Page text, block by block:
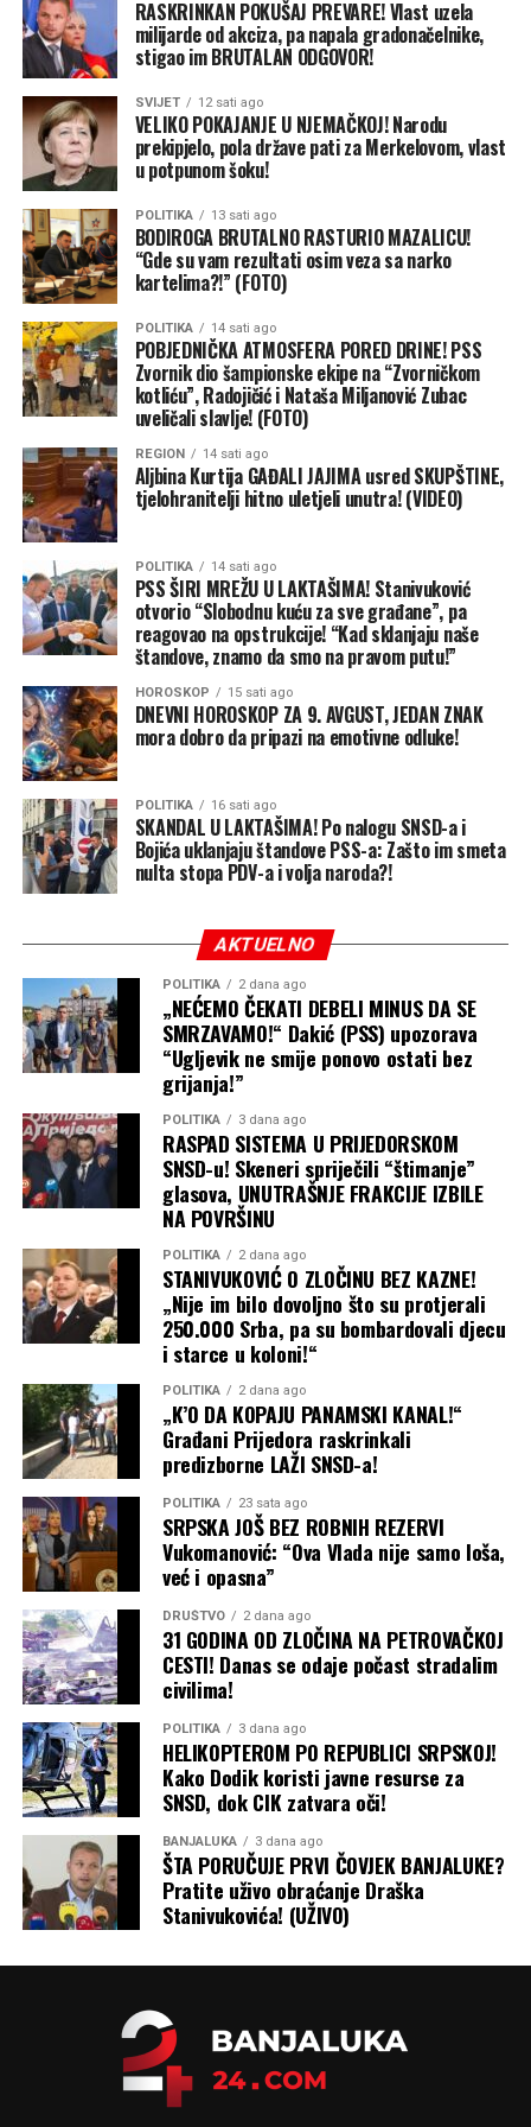
(BN) Foto: BN
(BN)
RASKRINKAN POKUŠAJ PREVARE! Vlast uzela
milijarde od akciza, pa napala gradonačelnike,
stigao im BRUTALAN ODGOVOR!
SVIJET 12 sati ago
VELIKO POKAJANJE U NJEMAČKOJ! Narodu
prekipjelo, pola države pati za Merkelovom, vlast
u potpunom šoku!
POLITIKA 13 sati ago
BODIROGA BRUTALNO RASTURIO MAZALICU!
“Gde su vam rezultati osim veza sa narko
kartelima?!” (FOTO)
POLITIKA 14 sati ago
POBJEDNIČKA ATMOSFERA PORED DRINE! PSS
Zvornik dio šampionske ekipe na “Zvorničkom
kotliću”, Radojičić i Nataša Miljanović Zubac
uveličali slavlje! (FOTO)
REGION 14 sati ago
Aljbina Kurtija GAĐALI JAJIMA usred SKUPŠTINE,
tjelohranitelji hitno uletjeli unutra! (VIDEO)
POLITIKA 14 sati ago
PSS ŠIRI MREŽU U LAKTAŠIMA! Stanivuković
otvorio “Slobodnu kuću za sve građane”, pa
reagovao na opstrukcije! “Kad sklanjaju naše
štandove, znamo da smo na pravom putu!”
HOROSKOP 15 sati ago
DNEVNI HOROSKOP ZA 9. AVGUST, JEDAN ZNAK
mora dobro da pripazi na emotivne odluke!
POLITIKA 16 sati ago
SKANDAL U LAKTAŠIMA! Po nalogu SNSD-a i
Bojića uklanjaju štandove PSS-a: Zašto im smeta
nulta stopa PDV-a i volja naroda?!
AKTUELNO
POLITIKA 2 dana ago
„NEĆEMO ČEKATI DEBELI MINUS DA SE
SMRZAVAMO!“ Dakić (PSS) upozorava
“Ugljevik ne smije ponovo ostati bez
grijanja!”
POLITIKA 3 dana ago
RASPAD SISTEMA U PRIJEDORSKOM
SNSD-u! Skeneri spriječili “štimanje”
glasova, UNUTRAŠNJE FRAKCIJE IZBILE
NA POVRŠINU
POLITIKA 2 dana ago
STANIVUKOVIĆ O ZLOČINU BEZ KAZNE!
„Nije im bilo dovoljno što su protjerali
250.000 Srba, pa su bombardovali djecu
i starce u koloni!“
POLITIKA 2 dana ago
„K’O DA KOPAJU PANAMSKI KANAL!“
Građani Prijedora raskrinkali
predizborne LAŽI SNSD-a!
POLITIKA 23 sata ago
SRPSKA JOŠ BEZ ROBNIH REZERVI
Vukomanović: “Ova Vlada nije samo loša,
već i opasna”
DRUŠTVO 2 dana ago
31 GODINA OD ZLOČINA NA PETROVAČKOJ
CESTI! Danas se odaje počast stradalim
civilima!
POLITIKA 3 dana ago
HELIKOPTEROM PO REPUBLICI SRPSKOJ!
Kako Dodik koristi javne resurse za
SNSD, dok CIK zatvara oči!
BANJALUKA 3 dana ago
ŠTA PORUČUJE PRVI ČOVJEK BANJALUKE?
Pratite uživo obraćanje Draška
Stanivukovića! (UŽIVO)